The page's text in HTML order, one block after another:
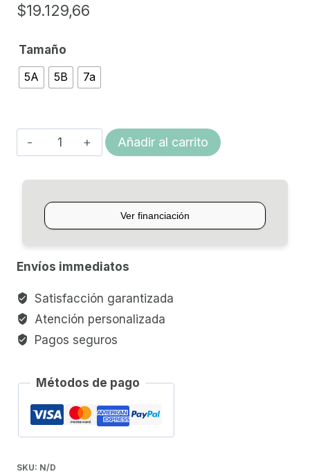
$19.129,66
Tamaño
5A
5B 7a
PALILLO
BATERIA
MADERA
cantidad
Añadir al carrito
Envíos immediatos
Satisfacción garantizada
Atención personalizada
Pagos seguros
Métodos de pago
SKU: N/D